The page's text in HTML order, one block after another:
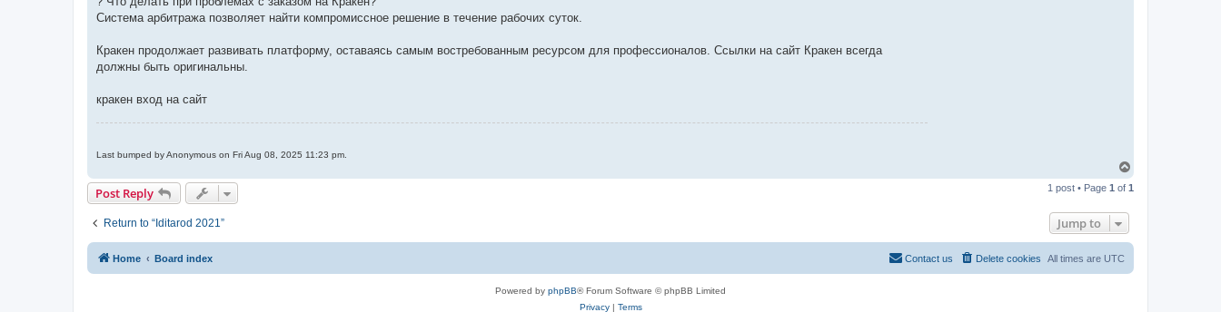
Система арбитража позволяет найти компромиссное решение в течение рабочих суток.
Кракен продолжает развивать платформу, оставаясь самым востребованным ресурсом для профессионалов. Ссылки на сайт Кракен всегда
должны быть оригинальны.
кракен вход на сайт
Last bumped by Anonymous on Fri Aug 08, 2025 11:23 pm.
p
Post Reply 1 post • Page 1 of 1
Return to “Iditarod 2021” Jump to
Home Board index All times are UTC
Delete cookies
Contact us
Powered by phpBB® Forum Software © phpBB Limited
Privacy| Terms